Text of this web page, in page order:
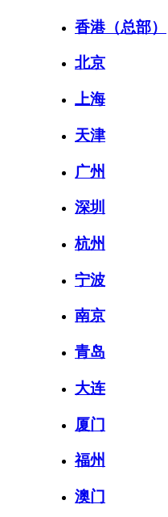
香港（总部）
北京
上海
天津
广州
深圳
杭州
宁波
南京
青岛
大连
厦门
福州
澳门